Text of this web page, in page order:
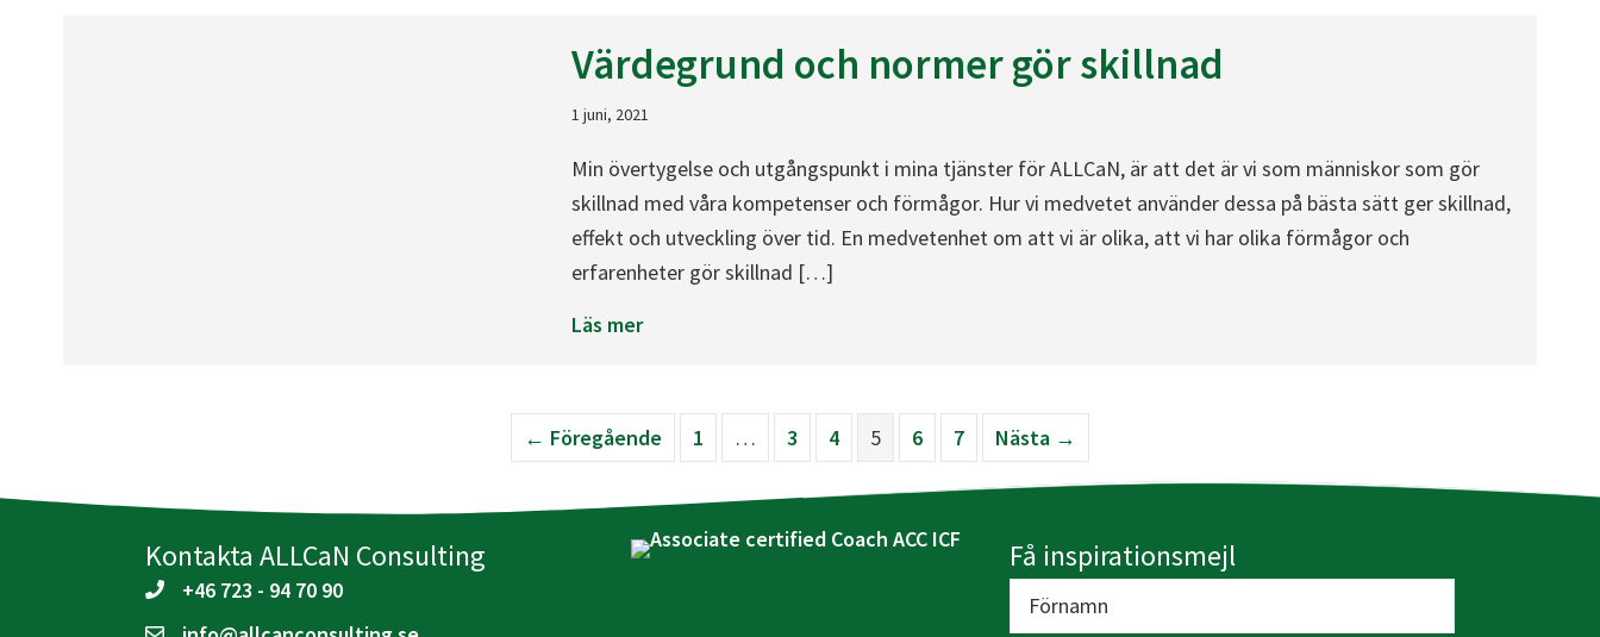
Värdegrund och normer gör skillnad
1 juni, 2021
Min övertygelse och utgångspunkt i mina tjänster för ALLCaN, är att det är vi som människor som gör
skillnad med våra kompetenser och förmågor. Hur vi medvetet använder dessa på bästa sätt ger skillnad,
effekt och utveckling över tid. En medvetenhet om att vi är olika, att vi har olika förmågor och
erfarenheter gör skillnad […]
Läs merabout Värdegrund och normer gör skillnad
← Föregående 1 … 3 4 5 6 7 Nästa →
Kontakta ALLCaN Consulting
+46 723 - 94 70 90
Få inspirationsmejl